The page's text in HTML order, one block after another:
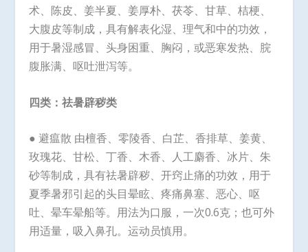
术、陈皮、姜半夏、姜厚朴、茯苓、甘草、桔梗、
大腹皮等制成，具有解表化湿、理气和中的功效，
用于暑湿感冒、头身困重、胸闷，或恶寒发热、脘
腹胀满、呕吐泄泻等。
四类：祛暑辟秽类
● 避瘟散 由檀香、零陵香、白芷、香排草、姜黄、
玫瑰花、甘松、丁香、木香、人工麝香、冰片、朱
砂等制成，具有祛暑辟秽、开窍止痛的功效，用于
夏季暑邪引起的头目晕眩、疼痛鼻塞、恶心、呕
吐、晕车晕船等。用法为口服，一次0.6克；也可外
用适量，吸入鼻孔。运动员慎用。